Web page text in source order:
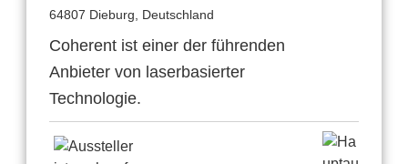
64807 Dieburg, Deutschland
Coherent ist einer der führenden
Anbieter von laserbasierter
Technologie.